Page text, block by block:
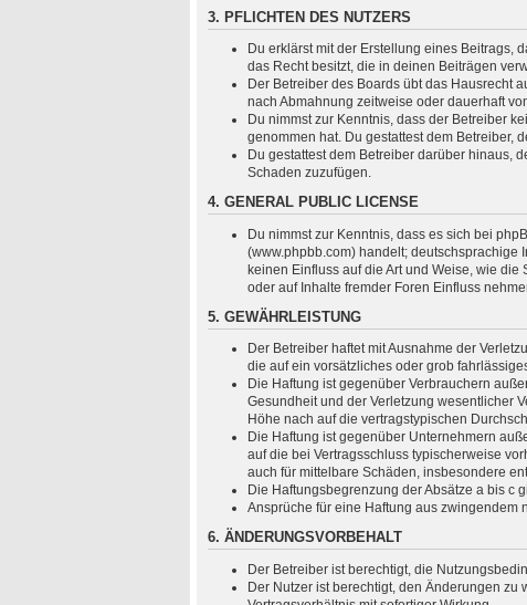
3. PFLICHTEN DES NUTZERS
Du erklärst mit der Erstellung eines Beitrags,
das Recht besitzt, die in deinen Beiträgen
Der Betreiber des Boards übt das Hausrecht
nach Abmahnung zeitweise oder dauerhaft
Du nimmst zur Kenntnis, dass der Betreiber
genommen hat. Du gestattest dem Betreiber,
Du gestattest dem Betreiber darüber hinaus,
Schaden zuzufügen.
4. GENERAL PUBLIC LICENSE
Du nimmst zur Kenntnis, dass es sich bei
(www.phpbb.com) handelt; deutschsprachige
keinen Einfluss auf die Art und Weise, wie
oder auf Inhalte fremder Foren Einfluss
5. GEWÄHRLEISTUNG
Der Betreiber haftet mit Ausnahme der
die auf ein vorsätzliches oder grob
Die Haftung ist gegenüber Verbrauchern
Gesundheit und der Verletzung wesentlicher
Höhe nach auf die vertragstypischen
Die Haftung ist gegenüber Unternehmern
auf die bei Vertragsschluss typischerweise
auch für mittelbare Schäden, insbesondere
Die Haftungsbegrenzung der Absätze a bis c
Ansprüche für eine Haftung aus zwingendem
6. ÄNDERUNGSVORBEHALT
Der Betreiber ist berechtigt, die
Der Nutzer ist berechtigt, den Änderungen